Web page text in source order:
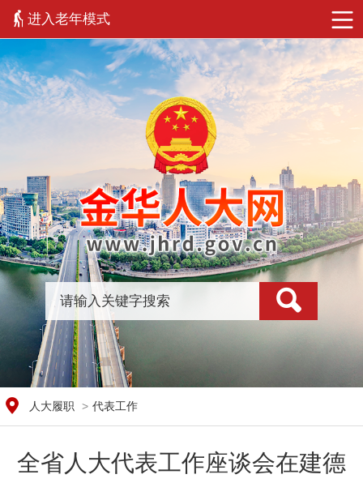
进入老年模式
人大履职 > 代表工作
全省人大代表工作座谈会在建德